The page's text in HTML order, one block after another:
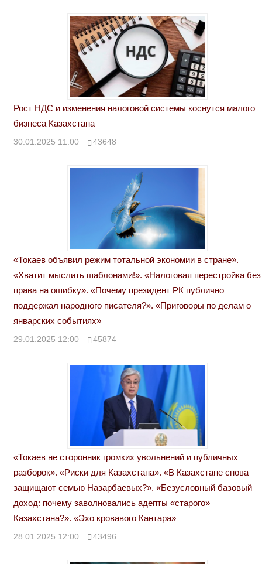
Рост НДС и изменения налоговой системы коснутся малого
бизнеса Казахстана
30.01.2025 11:00 43648
«Токаев объявил режим тотальной экономии в стране».
«Хватит мыслить шаблонами!». «Налоговая перестройка без
права на ошибку». «Почему президент РК публично
поддержал народного писателя?». «Приговоры по делам о
январских событиях»
29.01.2025 12:00 45874
«Токаев не сторонник громких увольнений и публичных
разборок». «Риски для Казахстана». «В Казахстане снова
защищают семью Назарбаевых?». «Безусловный базовый
доход: почему заволновались адепты «старого»
Казахстана?». «Эхо кровавого Кантара»
28.01.2025 12:00 43496